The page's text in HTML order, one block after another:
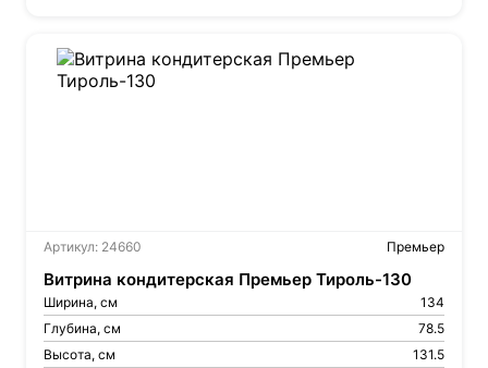
Артикул: 24660 Премьер
Витрина кондитерская Премьер Тироль-130
Ширина, см
134
Глубина, см
78.5
Высота, см
131.5